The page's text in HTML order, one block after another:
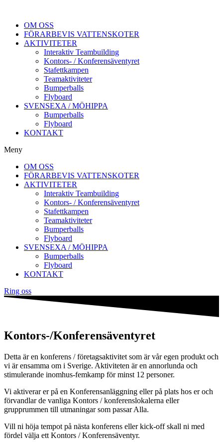
OM OSS
FÖRARBEVIS VATTENSKOTER
AKTIVITETER
Interaktiv Teambuilding
Kontors- / Konferensäventyret
Stafettkampen
Teamaktiviteter
Bumperballs
Flyboard
SVENSEXA / MÖHIPPA
Bumperballs
Flyboard
KONTAKT
Meny
OM OSS
FÖRARBEVIS VATTENSKOTER
AKTIVITETER
Interaktiv Teambuilding
Kontors- / Konferensäventyret
Stafettkampen
Teamaktiviteter
Bumperballs
Flyboard
SVENSEXA / MÖHIPPA
Bumperballs
Flyboard
KONTAKT
Ring oss
Kontors-/Konferensäventyret
Detta är en konferens / företagsaktivitet som är vår egen produkt och
vi är ensamma om i Sverige. Aktiviteten är en annorlunda och
stimulerande inomhus-femkamp för minst 12 personer.
Vi aktiverar er på en Konferensanläggning eller på plats hos er och
förvandlar de vanliga Kontors / konferenslokalerna eller
grupprummen till utmaningar som passar Alla.
Vill ni höja tempot på nästa konferens eller kick-off skall ni med
fördel välja ett Kontors / Konferensäventyr.